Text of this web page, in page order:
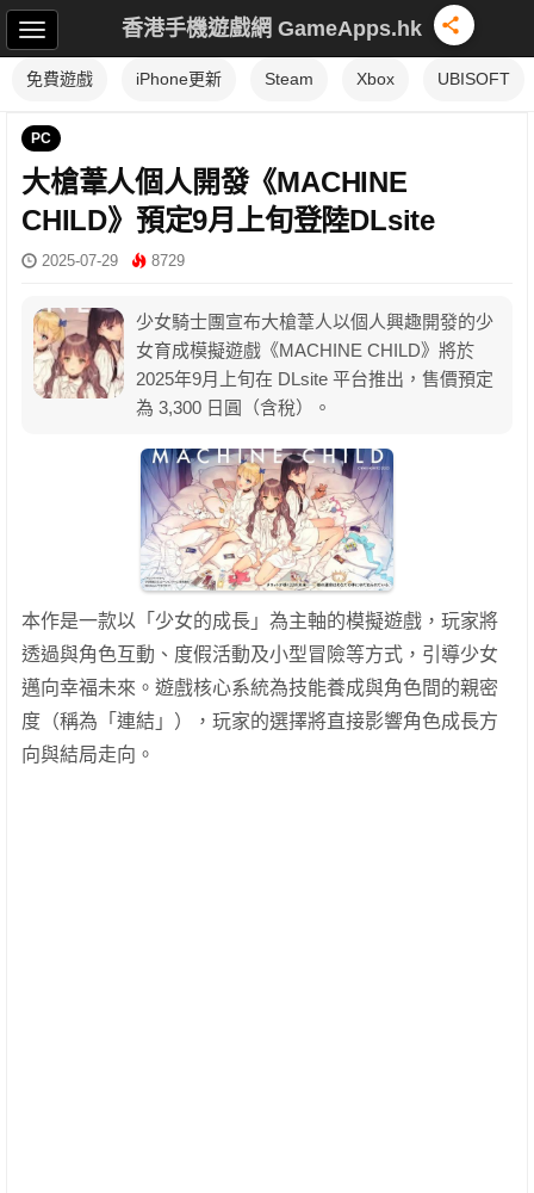
香港手機遊戲網 GameApps.hk
免費遊戲 iPhone更新 Steam Xbox UBISOFT
PC
大槍葦人個人開發《MACHINE
CHILD》預定9月上旬登陸DLsite
2025-07-29 8729
少女騎士團宣布大槍葦人以個人興趣開發的少
女育成模擬遊戲《MACHINE CHILD》將於
2025年9月上旬在 DLsite 平台推出，售價預定
為 3,300 日圓（含稅）。
本作是一款以「少女的成長」為主軸的模擬遊戲，玩家將
透過與角色互動、度假活動及小型冒險等方式，引導少女
邁向幸福未來。遊戲核心系統為技能養成與角色間的親密
度（稱為「連結」），玩家的選擇將直接影響角色成長方
向與結局走向。